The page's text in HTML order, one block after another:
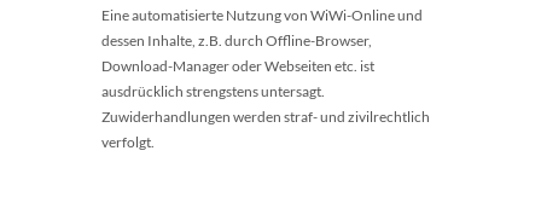
Eine automatisierte Nutzung von WiWi-Online und
dessen Inhalte, z.B. durch Offline-Browser,
Download-Manager oder Webseiten etc. ist
ausdrücklich strengstens untersagt.
Zuwiderhandlungen werden straf- und zivilrechtlich
verfolgt.